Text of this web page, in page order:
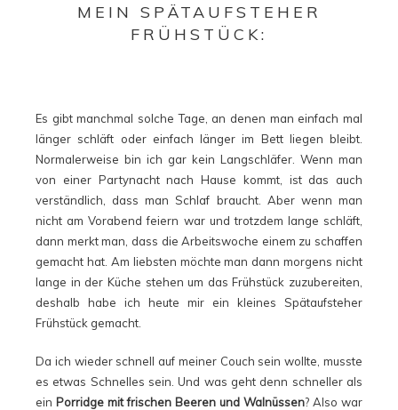
MEIN SPÄTAUFSTEHER
FRÜHSTÜCK:
Es gibt manchmal solche Tage, an denen man einfach mal
länger schläft oder einfach länger im Bett liegen bleibt.
Normalerweise bin ich gar kein Langschläfer. Wenn man
von einer Partynacht nach Hause kommt, ist das auch
verständlich, dass man Schlaf braucht. Aber wenn man
nicht am Vorabend feiern war und trotzdem lange schläft,
dann merkt man, dass die Arbeitswoche einem zu schaffen
gemacht hat. Am liebsten möchte man dann morgens nicht
lange in der Küche stehen um das Frühstück zuzubereiten,
deshalb habe ich heute mir ein kleines Spätaufsteher
Frühstück gemacht.
Da ich wieder schnell auf meiner Couch sein wollte, musste
es etwas Schnelles sein. Und was geht denn schneller als
ein Porridge mit frischen Beeren und Walnüssen? Also war